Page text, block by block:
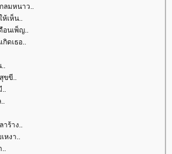
ลมหนาว..
ห้เห็น..
อนเพ็ญ..
ดเธอ..
ขขี..
..
าร้าง..
หงา..
..